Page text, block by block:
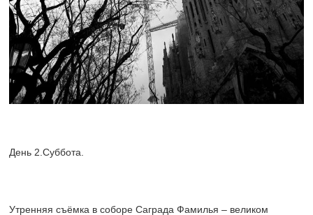
День 2.Суббота.
Утренняя съёмка в соборе Саграда Фамилья – великом